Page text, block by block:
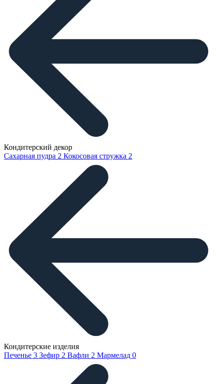
Кондитерский декор
Сахарная пудра 2 Кокосовая стружка 2
Кондитерские изделия
Печенье 3 Зефир 2 Вафли 2 Мармелад 0